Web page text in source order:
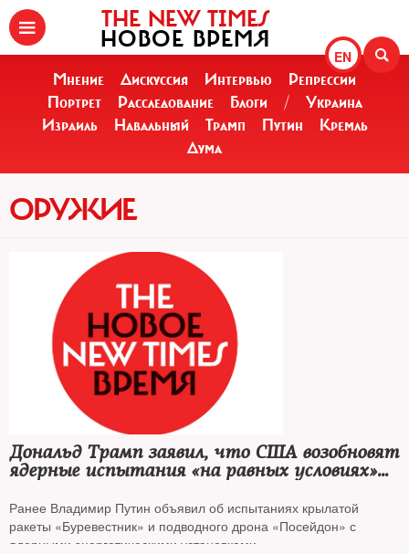
EN
THE NEW TIMES
НОВОЕ ВРЕМЯ
Мнение Дискуссия Интервью
Репрессии
Портрет
Расследование Блоги /
Украина
Израиль
Навальный Трамп Путин
Кремль
Дума
ОРУЖИЕ
Дональд Трамп заявил, что США возобновят
ядерные испытания «на равных условиях»
Ранее Владимир Путин объявил об испытаниях крылатой
ракеты «Буревестник» и подводного дрона «Посейдон» с
ядерными энергетическими установками